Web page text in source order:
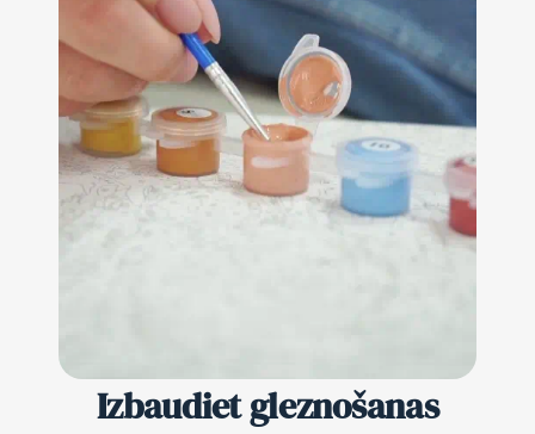
Izbaudiet gleznošanas